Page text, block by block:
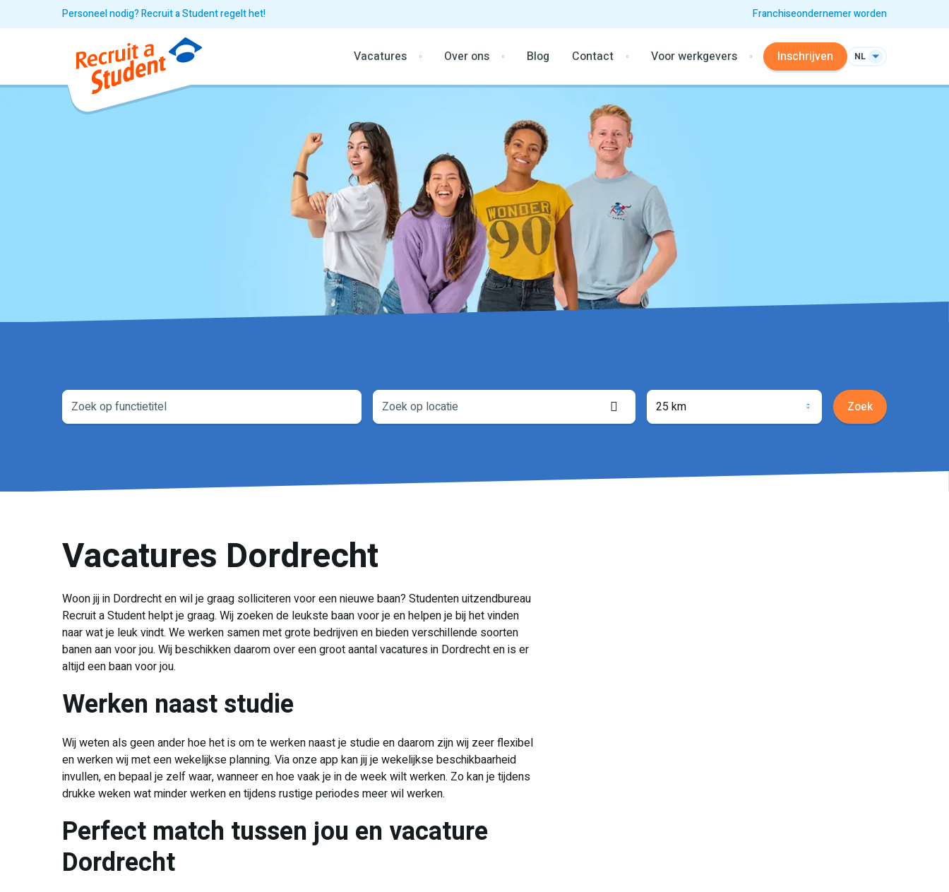
Personeel nodig? Recruit a Student regelt het! Franchiseondernemer worden
Vacatures Over ons Blog Contact Voor werkgevers Inschrijven NL
Locatie
ophalen
25 km Zoek
Vacatures Dordrecht
Woon jij in Dordrecht en wil je graag solliciteren voor een nieuwe baan? Studenten uitzendbureau
Recruit a Student helpt je graag. Wij zoeken de leukste baan voor je en helpen je bij het vinden
naar wat je leuk vindt. We werken samen met grote bedrijven en bieden verschillende soorten
banen aan voor jou. Wij beschikken daarom over een groot aantal vacatures in Dordrecht en is er
altijd een baan voor jou.
Werken naast studie
Wij weten als geen ander hoe het is om te werken naast je studie en daarom zijn wij zeer flexibel
en werken wij met een wekelijkse planning. Via onze app kan jij je wekelijkse beschikbaarheid
invullen, en bepaal je zelf waar, wanneer en hoe vaak je in de week wilt werken. Zo kan je tijdens
drukke weken wat minder werken en tijdens rustige periodes meer wil werken.
Perfect match tussen jou en vacature
Dordrecht